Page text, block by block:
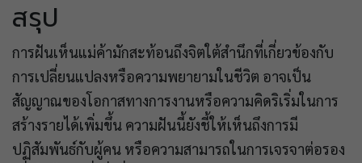
สรุป
การฝันเห็นแม่ค้ามักสะท้อนถึงจิตใต้สำนึกที่เกี่ยวข้องกับ
การเปลี่ยนแปลงหรือความพยายามในชีวิต อาจเป็น
สัญญาณของโอกาสทางการงานหรือความคิดริเริ่มในการ
สร้างรายได้เพิ่มขึ้น ความฝันนี้ยังชี้ให้เห็นถึงการมี
ปฏิสัมพันธ์กับผู้คน หรือความสามารถในการเจรจาต่อรอง